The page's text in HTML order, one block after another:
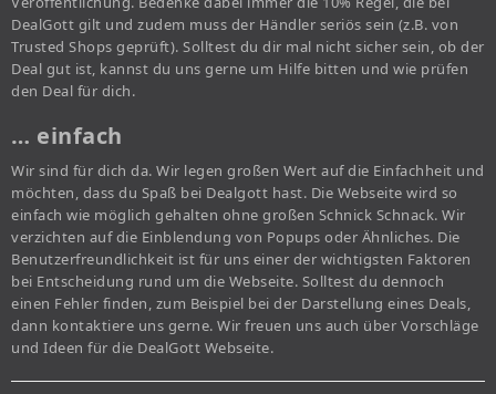
DealGott gilt und zudem muss der Händler seriös sein (z.B. von
Trusted Shops geprüft). Solltest du dir mal nicht sicher sein, ob der
Deal gut ist, kannst du uns gerne um Hilfe bitten und wie prüfen
den Deal für dich.
… einfach
Wir sind für dich da. Wir legen großen Wert auf die Einfachheit und
möchten, dass du Spaß bei Dealgott hast. Die Webseite wird so
einfach wie möglich gehalten ohne großen Schnick Schnack. Wir
verzichten auf die Einblendung von Popups oder Ähnliches. Die
Benutzerfreundlichkeit ist für uns einer der wichtigsten Faktoren
bei Entscheidung rund um die Webseite. Solltest du dennoch
einen Fehler finden, zum Beispiel bei der Darstellung eines Deals,
dann kontaktiere uns gerne. Wir freuen uns auch über Vorschläge
und Ideen für die DealGott Webseite.